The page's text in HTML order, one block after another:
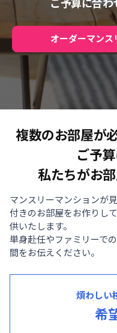
オーダーマンス
複数のお部屋が
ご予
私たちがお部
マンスリーマンションが
付きのお部屋をお作りし
供いたします。
単身赴任やファミリーで
間をお伝えください。
煩わしい
希